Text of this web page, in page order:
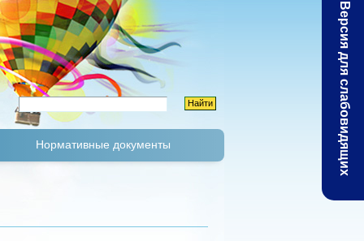
Версия для слабовидящих
Нормативные документы